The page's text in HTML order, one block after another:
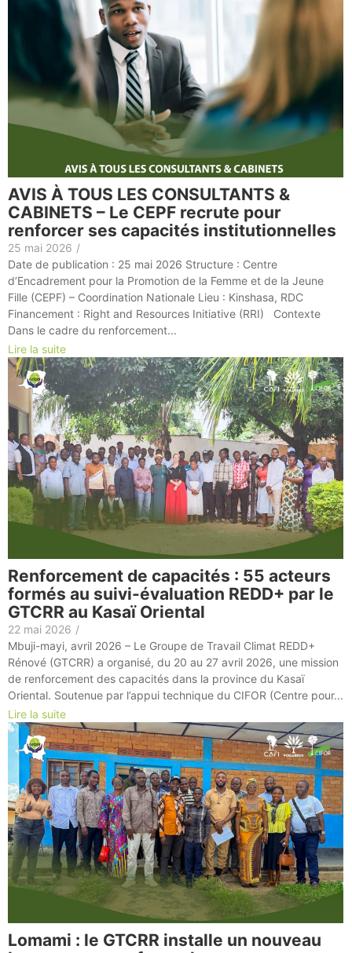
AVIS À TOUS LES CONSULTANTS &
CABINETS – Le CEPF recrute pour
renforcer ses capacités institutionnelles
25 mai 2026 /
Date de publication : 25 mai 2026 Structure : Centre
d’Encadrement pour la Promotion de la Femme et de la Jeune
Fille (CEPF) – Coordination Nationale Lieu : Kinshasa, RDC
Financement : Right and Resources Initiative (RRI) Contexte
Dans le cadre du renforcement...
Lire la suite
Renforcement de capacités : 55 acteurs
formés au suivi-évaluation REDD+ par le
GTCRR au Kasaï Oriental
22 mai 2026 /
Mbuji-mayi, avril 2026 – Le Groupe de Travail Climat REDD+
Rénové (GTCRR) a organisé, du 20 au 27 avril 2026, une mission
de renforcement des capacités dans la province du Kasaï
Oriental. Soutenue par l’appui technique du CIFOR (Centre pour...
Lire la suite
Lomami : le GTCRR installe un nouveau